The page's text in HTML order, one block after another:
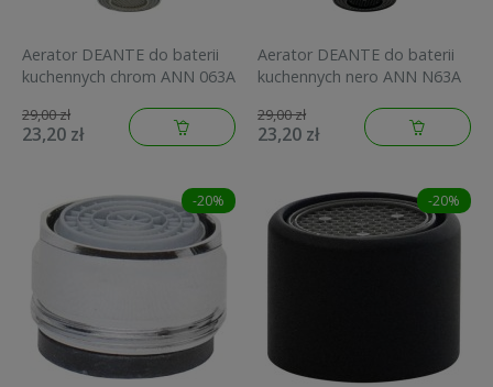
Aerator DEANTE do baterii
kuchennych chrom ANN 063A
29,00 zł
23,20 zł
Aerator DEANTE do baterii
kuchennych nero ANN N63A
29,00 zł
23,20 zł
-20% -20%